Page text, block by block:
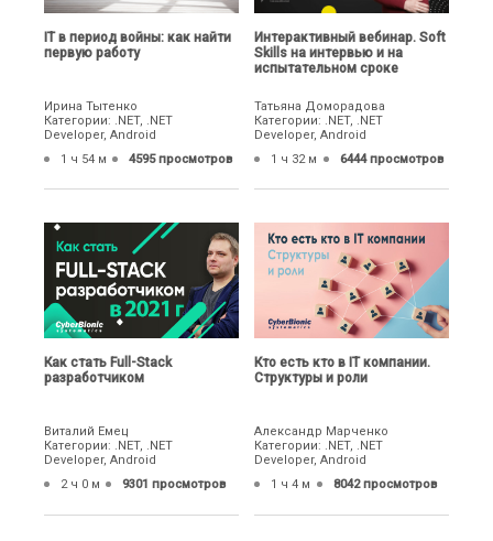
IТ в период войны: как найти
первую работу
Ирина Тытенко
Категории: .NET, .NET
Developer, Android
1 ч 54 м
4595 просмотров
Интерактивный вебинар. Soft
Skills на интервью и на
испытательном сроке
Татьяна Доморадова
Категории: .NET, .NET
Developer, Android
1 ч 32 м
6444 просмотров
Как стать Full-Stack
разработчиком
Виталий Емец
Категории: .NET, .NET
Developer, Android
2 ч 0 м
9301 просмотров
Кто есть кто в IT компании.
Структуры и роли
Александр Марченко
Категории: .NET, .NET
Developer, Android
1 ч 4 м
8042 просмотров